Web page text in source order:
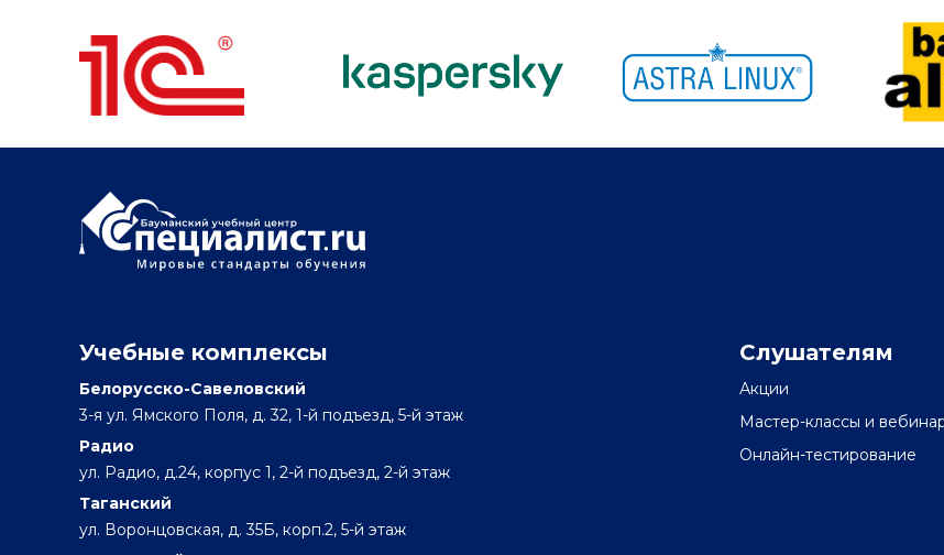
Учебные комплексы
Белорусско-Савеловский
3-я ул. Ямского Поля, д. 32, 1-й подъезд, 5-й этаж
Радио
ул. Радио, д.24, корпус 1, 2-й подъезд, 2-й этаж
Таганский
ул. Воронцовская, д. 35Б, корп.2, 5-й этаж
Слушателям
Акции
Мастер-классы и
Онлайн-тестирование